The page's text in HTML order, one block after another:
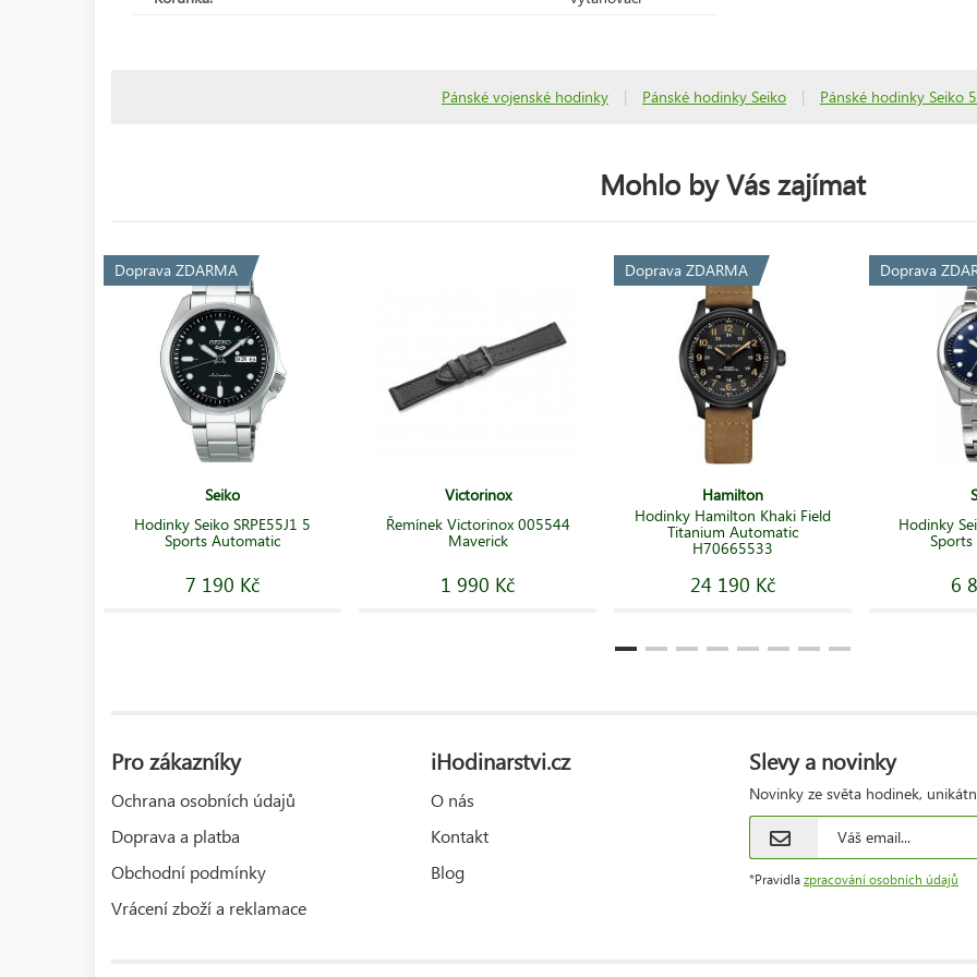
Pánské vojenské hodinky | Pánské hodinky Seiko | Pánské hodinky Seiko
Mohlo by Vás zajímat
Doprava ZDARMA
Seiko
Hodinky Seiko SRPE55J1 5
Sports Automatic
7 190 Kč
Victorinox
Řemínek Victorinox 005544
Maverick
1 990 Kč
Doprava ZDARMA
Hamilton
Hodinky Hamilton Khaki Field
Titanium Automatic
H70665533
24 190 Kč
Doprava
Hodinky
6
Pro zákazníky
Ochrana osobních údajů
Doprava a platba
Obchodní podmínky
Vrácení zboží a reklamace
iHodinarstvi.cz
O nás
Kontakt
Blog
Slevy a novinky
Novinky ze světa hodinek,
*Pravidla zpracování osobních údajů